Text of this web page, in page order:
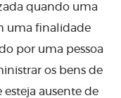
quando uma
uma finalidade
por uma pessoa
os bens de
ausente de